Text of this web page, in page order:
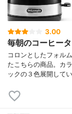
3.00
毎朝のコーヒー
コロンとしたフォル
たこちらの商品。カ
ックの３色展開して